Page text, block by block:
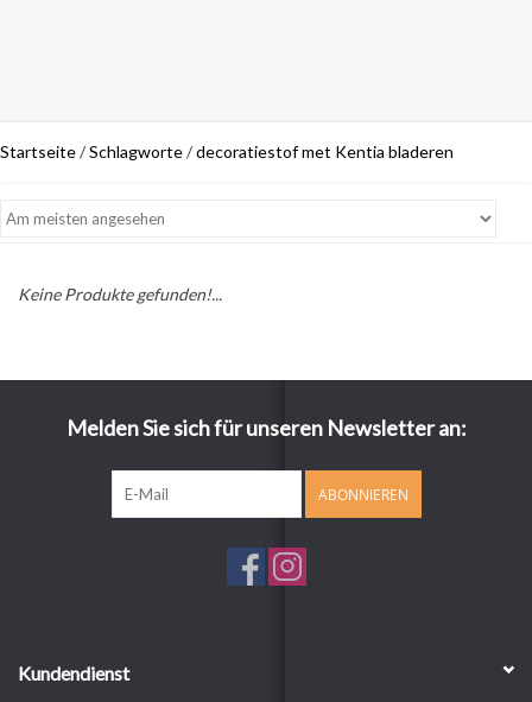
Startseite/Schlagworte/decoratiestof met Kentia bladeren
Keine Produkte gefunden!...
Melden Sie sich für unseren Newsletter an:
ABONNIEREN
Kundendienst